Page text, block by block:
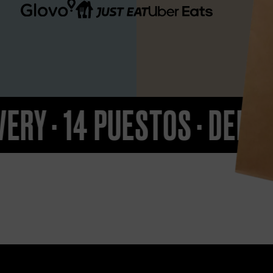
DELIVERY·14 PUESTOS